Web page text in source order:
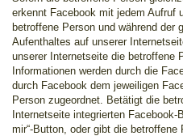
erkennt Facebook mit jedem Aufruf
betroffene Person und während der
Aufenthaltes auf unserer
unserer Internetseite die betroffene
Informationen werden durch die
durch Facebook dem jeweiligen
Person zugeordnet. Betätigt die
Internetseite integrierten
mir“-Button, oder gibt die